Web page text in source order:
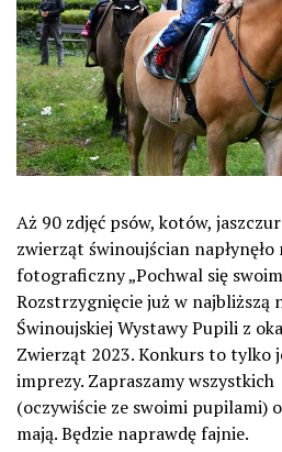
Aż 90 zdjęć psów, kotów,
zwierząt świnoujścian
fotograficzny „Pochwal się
Rozstrzygnięcie już w najbliższą
Świnoujskiej Wystawy Pupili z
Zwierząt 2023. Konkurs to tylko
imprezy. Zapraszamy wszystkich
(oczywiście ze swoimi pupilami)
mają. Będzie naprawdę fajnie.